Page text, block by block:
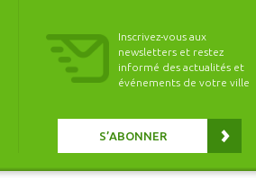
Inscrivez-vous aux
newsletters et restez
informé des actualités et
événements de votre ville
S’ABONNER